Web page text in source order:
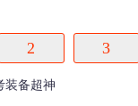
2 3
装备超神